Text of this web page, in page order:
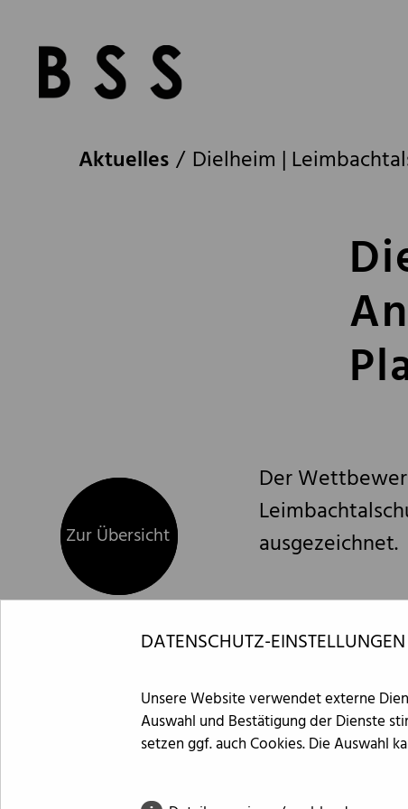
Zur Übersicht
Zur Übersicht
Aktuelles Dielheim |
Der
ausgezeichnet.
DATENSCHUTZ-EINSTELLUNGEN
Unsere Website verwendet externe
Auswahl und Bestätigung der Dienste
setzen ggf. auch Cookies. Die Auswahl